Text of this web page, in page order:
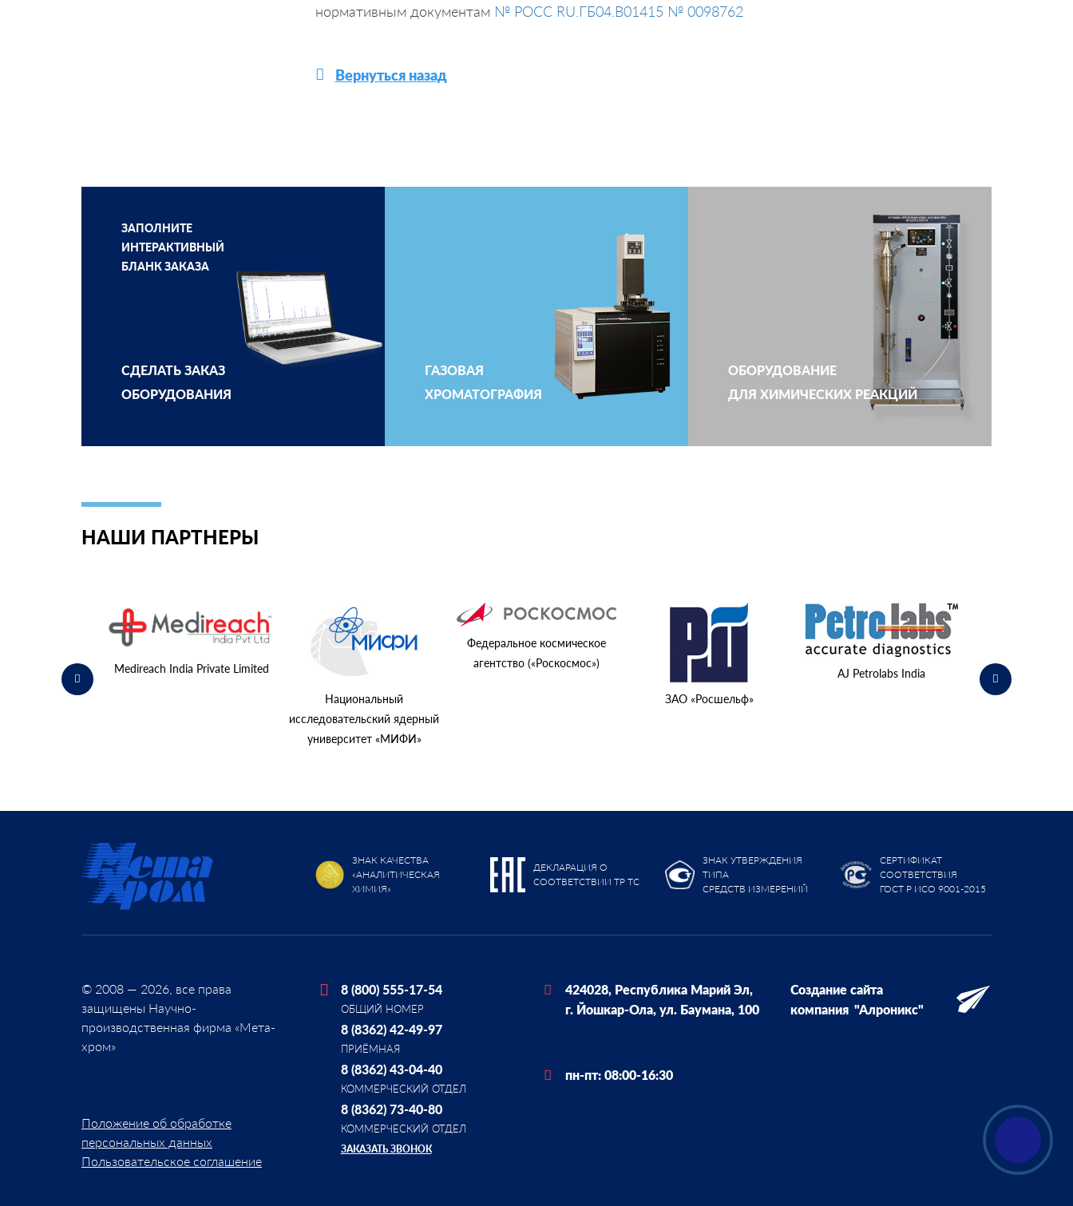
нормативным документам № РОСС RU.ГБ04.В01415 № 0098762
Вернуться назад
ЗАПОЛНИТЕ
ИНТЕРАКТИВНЫЙ
БЛАНК ЗАКАЗА
СДЕЛАТЬ ЗАКАЗ
ОБОРУДОВАНИЯ
ГАЗОВАЯ
ХРОМАТОГРАФИЯ
ОБОРУДОВАНИЕ
ДЛЯ ХИМИЧЕСКИХ РЕАКЦИЙ
НАШИ ПАРТНЕРЫ
Medireach India Private Limited
Национальный
исследовательский ядерный
университет «МИФИ»
Федеральное космическое
агентство («Роскосмос»)
ЗАО «Росшельф»
AJ Petrolabs India
ЗНАК КАЧЕСТВА
«АНАЛИТИЧЕСКАЯ
ХИМИЯ»
ДЕКЛАРАЦИЯ О
СООТВЕТСТВИИ ТР ТС
ЗНАК УТВЕРЖДЕНИЯ
ТИПА
СРЕДСТВ ИЗМЕРЕНИЙ
СЕРТИФИКАТ
СООТВЕТСТВИЯ
ГОСТ Р ИСО 9001-2015
© 2008 — 2026, все права
защищены Научно-
производственная фирма «Мета-
хром»
Положение об обработке
персональных данных
Пользовательское соглашение
8 (800) 555-17-54
ОБЩИЙ НОМЕР
8 (8362) 42-49-97
ПРИЁМНАЯ
8 (8362) 43-04-40
КОММЕРЧЕСКИЙ ОТДЕЛ
8 (8362) 73-40-80
КОММЕРЧЕСКИЙ ОТДЕЛ
ЗАКАЗАТЬ ЗВОНОК
424028, Республика Марий Эл,
г. Йошкар-Ола, ул. Баумана, 100
пн-пт: 08:00-16:30
Создание сайта
компания "Алроникс"